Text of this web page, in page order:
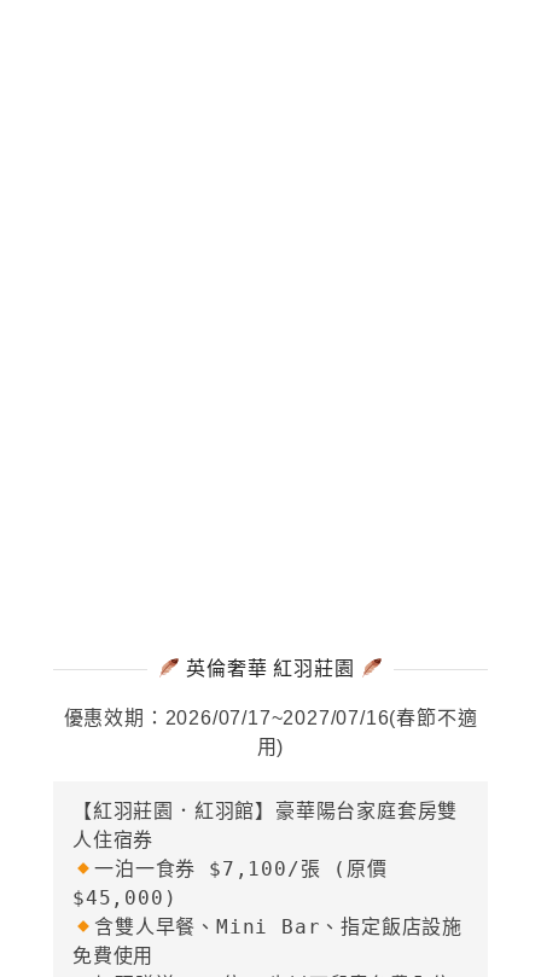
英倫奢華 紅羽莊園
優惠效期：2026/07/17~2027/07/16(春節不適
用)
【紅羽莊園．紅羽館】豪華陽台家庭套房雙
一泊一食券 $7,100/張 (原價
含雙人早餐、Mini Bar、指定飯店設施